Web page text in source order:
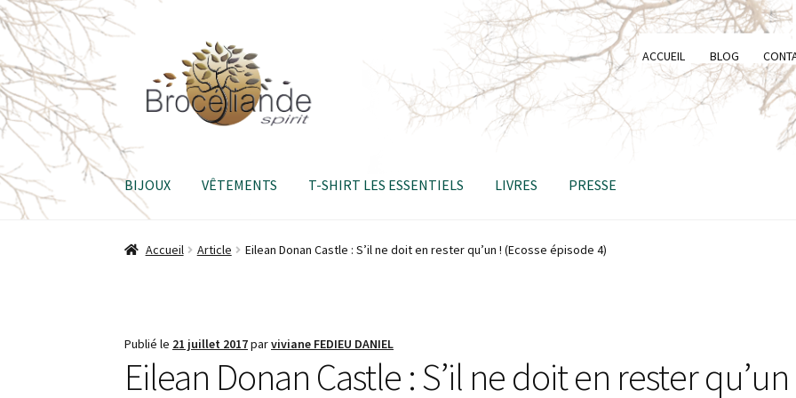
navigation
contenu
ACCUEIL BLOG
BIJOUX VÊTEMENTS T-SHIRT LES ESSENTIELS LIVRES PRESSE
Accueil Article Eilean Donan Castle : S’il ne doit en rester qu’un ! (Ecosse épisode 4)
Publié le 21 juillet 2017parviviane FEDIEU DANIEL
Eilean Donan Castle : S’il ne doit en rester qu’un